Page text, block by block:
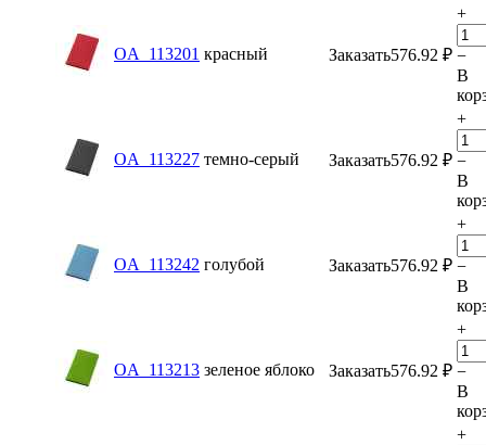
OA_113201 красный Заказать576.92 ₽
+
−
В
OA_113227 темно-серый Заказать576.92 ₽
+
−
В
OA_113242 голубой Заказать576.92 ₽
+
−
В
OA_113213 зеленое яблоко Заказать576.92 ₽
+
−
В
+